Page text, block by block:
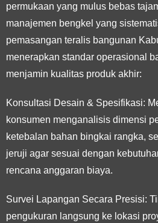
permukaan yang mulus bebas
manajemen bengkel yang
pemasangan teralis bangunan
menerapkan standar operasional
menjamin kualitas produk akhir:
Konsultasi Desain & Spesifikasi:
konsumen menganalisis dimensi
ketebalan bahan bingkai rangka,
jeruji agar sesuai dengan
rencana anggaran biaya.
Survei Lapangan Secara Presisi:
pengukuran langsung ke lokasi